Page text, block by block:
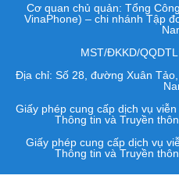
Cơ quan chủ quản: Tổng
VinaPhone) – chi nhánh Tập
MST/ĐKKD/
Địa chỉ: Số 28, đường Xuân
Giấy phép cung cấp dịch vụ
Thông tin và Truyền
Giấy phép cung cấp dịch vụ
Thông tin và Truyền